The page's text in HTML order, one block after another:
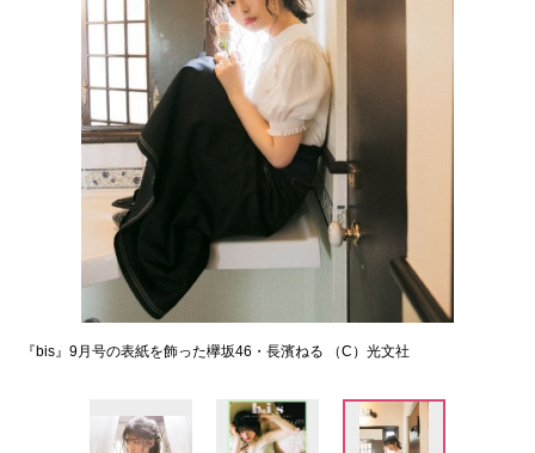
『bis』9月号の表紙を飾った欅坂46・長濱ねる （C）光文社